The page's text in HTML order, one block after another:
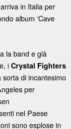
in Italia per
album ‘Cave
la band e già
i Crystal Fighters
sorta di incantesimo
per
nel Paese
sono esplose in